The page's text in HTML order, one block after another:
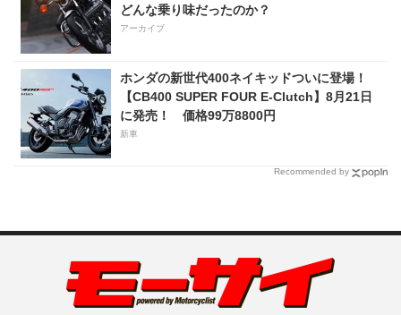
どんな乗り味だったのか？
アーカイブ
ホンダの新世代400ネイキッドついに登場！
【CB400 SUPER FOUR E-Clutch】8月21日
に発売！ 価格99万8800円
新車
Recommended by